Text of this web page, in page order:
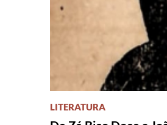
LITERATURA